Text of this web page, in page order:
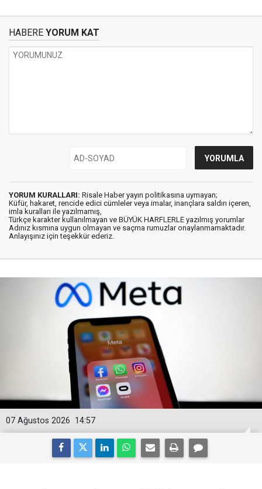
HABERE YORUM KAT
YORUM KURALLARI: Risale Haber yayın politikasına uymayan;
Küfür, hakaret, rencide edici cümleler veya imalar, inançlara saldırı içeren,
imla kuralları ile yazılmamış,
Türkçe karakter kullanılmayan ve BÜYÜK HARFLERLE yazılmış yorumlar
Adınız kısmına uygun olmayan ve saçma rumuzlar onaylanmamaktadır.
Anlayışınız için teşekkür ederiz.
14:57
07 Ağustos 2026